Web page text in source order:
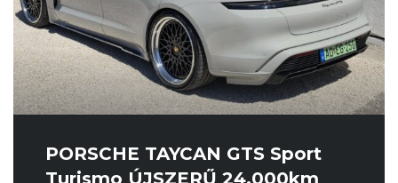
PORSCHE TAYCAN GTS Sport
Turismo ÚJSZERŰ 24.000km